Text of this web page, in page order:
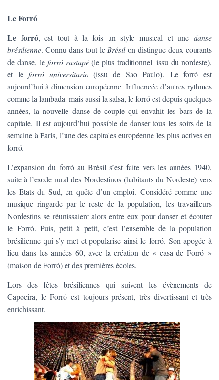
Le Forró
Le forró, est tout à la fois un style musical et unedanse
brésilienne. Connu dans tout le Brésilon distingue deux courants
de danse, leforró rastapé(le plus traditionnel, issu du nordeste),
et leforró universitario(issu de Sao Paulo). Le forró est
aujourd’hui à dimension européenne. Influencée d’autres rythmes
comme la lambada, mais aussi la salsa, le forró est depuis quelques
années, la nouvelle danse de couple qui envahit les bars de la
capitale. Il est aujourd’hui possible de danser tous les soirs de la
semaine à Paris, l’une des capitales européenne les plus actives en
forró.
L’expansion du forró au Brésil s’est faite vers les années 1940,
suite à l’exode rural des Nordestinos (habitants du Nordeste) vers
les Etats du Sud, en quête d’un emploi. Considéré comme une
musique ringarde par le reste de la population, les travailleurs
Nordestins se réunissaient alors entre eux pour danser et écouter
le Forró. Puis, petit à petit, c’est l’ensemble de la population
brésilienne qui s’y met et popularise ainsi le forró. Son apogée à
lieu dans les années 60, avec la création de « casa de Forró »
(maison de Forró) et des premières écoles.
Lors des fêtes brésiliennes qui suivent les évènements de
Capoeira, le Forró est toujours présent, très divertissant et très
enrichissant.